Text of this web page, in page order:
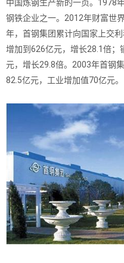
中国炼钢生产新的一页。1978
钢铁企业之一。2012年财富世
年，首钢集团累计向国家上交
增加到626亿元，增长28.1倍；
元，增长29.8倍。2003年首钢
82.5亿元，工业增加值70亿元。